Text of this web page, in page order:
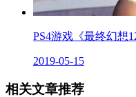
PS4游戏《最终幻想
2019-05-15
相关文章推荐